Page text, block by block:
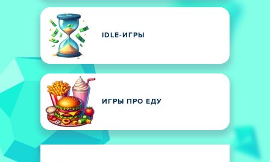
IDLE-ИГРЫ
ИГРЫ ПРО ЕДУ